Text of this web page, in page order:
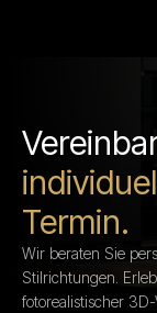
Termin.
Wir beraten Sie
Stilrichtungen.
fotorealistischer